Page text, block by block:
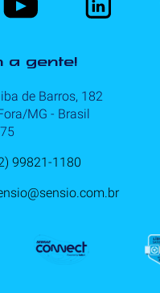
a gente!
de Barros, 182
MG - Brasil
99821-1180